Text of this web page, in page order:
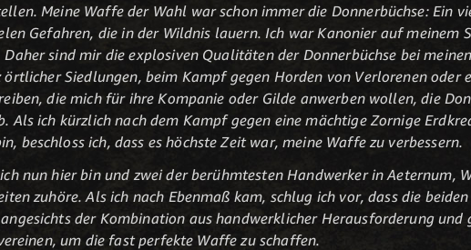
Meine Waffe der Wahl war schon immer die Donnerbüchse: Ein
Gefahren, die in der Wildnis lauern. Ich war Kanonier auf meinem
sind mir die explosiven Qualitäten der Donnerbüchse bei
örtlicher Siedlungen, beim Kampf gegen Horden von Verlorenen
die mich für ihre Kompanie oder Gilde anwerben wollen, die
Als ich kürzlich nach dem Kampf gegen eine mächtige Zornige
beschloss ich, dass es höchste Zeit war, meine Waffe zu verbessern.
nun hier bin und zwei der berühmtesten Handwerker in Aeternum,
zuhöre. Als ich nach Ebenmaß kam, schlug ich vor, dass die
der Kombination aus handwerklicher Herausforderung
um die fast perfekte Waffe zu schaffen.